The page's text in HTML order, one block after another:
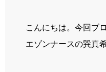
お知らせ
こんにちは。今回ブ
エゾンナースの巽真